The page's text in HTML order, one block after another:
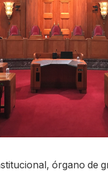
órgano de